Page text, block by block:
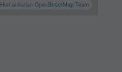
Humanitarian OpenStreetMap Team